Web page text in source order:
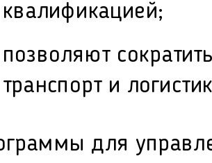
квалификацией;
позволяют
транспорт и
для